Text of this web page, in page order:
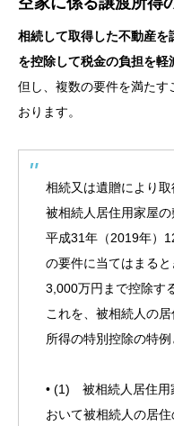
相続して取得した不動産を
を控除して税金の負担を軽
但し、複数の要件を満たす
おります。
相続又は遺贈により
被相続人居住用家屋
平成31年（2019年）
の要件に当てはまる
3,000万円まで控除す
これを、被相続人の
所得の特別控除の特例
• (1) 被相続人居住用
おいて被相続人の居